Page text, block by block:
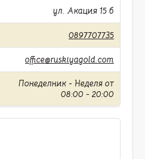
ул. Акация 15 б
0897707735
office@ruskiyagold.com
Понеделник - Неделя от
08:00 - 20:00